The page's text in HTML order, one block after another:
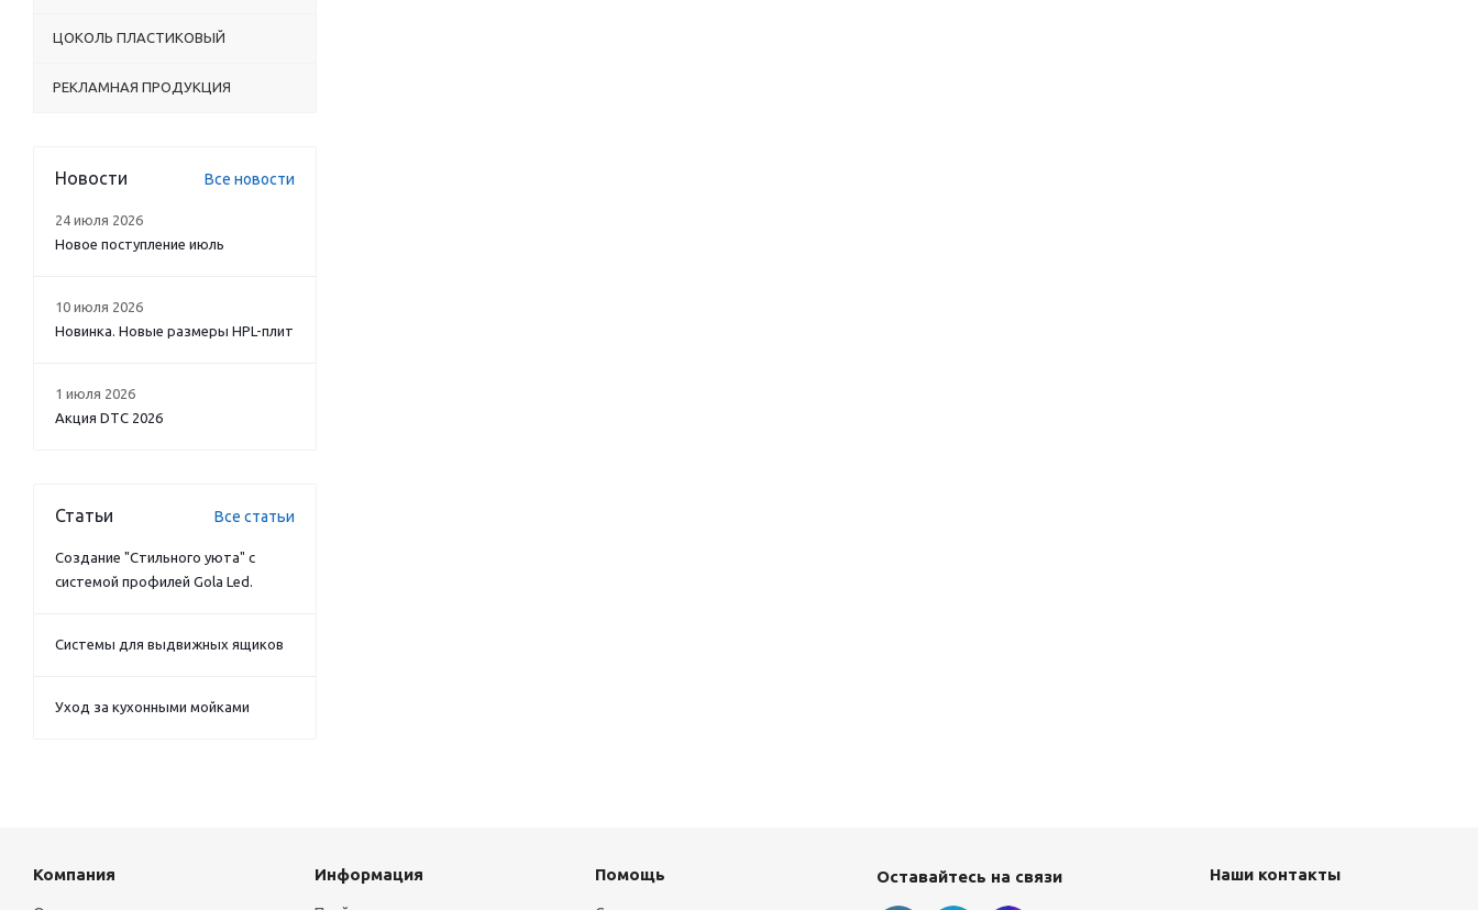
ЦОКОЛЬ ПЛАСТИКОВЫЙ
РЕКЛАМНАЯ ПРОДУКЦИЯ
Новости Все новости
24 июля 2026
Новое поступление июль
10 июля 2026
Новинка. Новые размеры HPL-плит
1 июля 2026
Акция DTC 2026
Статьи Все статьи
Создание "Стильного уюта" с
системой профилей Gola Led.
Системы для выдвижных ящиков
Уход за кухонными мойками
Компания Информация Помощь Оставайтесь на связи Наши контакты